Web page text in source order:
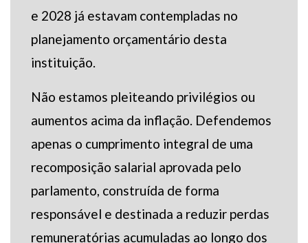
e 2028 já estavam contempladas no
planejamento orçamentário desta
instituição.
Não estamos pleiteando privilégios ou
aumentos acima da inflação. Defendemos
apenas o cumprimento integral de uma
recomposição salarial aprovada pelo
parlamento, construída de forma
responsável e destinada a reduzir perdas
remuneratórias acumuladas ao longo dos